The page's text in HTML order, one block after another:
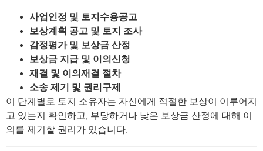
사업인정 및 토지수용공고
보상계획 공고 및 토지 조사
감정평가 및 보상금 산정
보상금 지급 및 이의신청
재결 및 이의재결 절차
소송 제기 및 권리구제
이 단계별로 토지 소유자는 자신에게 적절한 보상이 이루어지
고 있는지 확인하고, 부당하거나 낮은 보상금 산정에 대해 이
의를 제기할 권리가 있습니다.